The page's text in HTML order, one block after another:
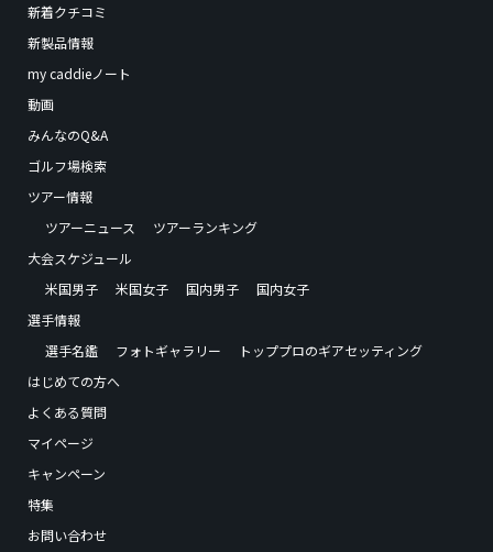
新着クチコミ
新製品情報
my caddieノート
動画
みんなのQ&A
ゴルフ場検索
ツアー情報
ツアーニュース
ツアーランキング
大会スケジュール
米国男子
米国女子 国内男子
国内女子
選手情報
選手名鑑
フォトギャラリー
トッププロのギアセッティング
はじめての方へ
よくある質問
マイページ
キャンペーン
特集
お問い合わせ